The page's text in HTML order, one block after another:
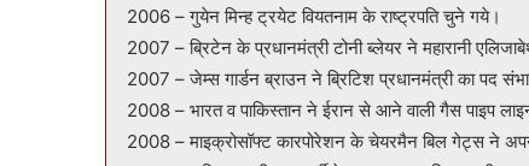
2006 – गुयेन मिन्ह ट्रयेट वियतनाम के राष्ट्रपति चुने गये।
2007 – ब्रिटेन के प्रधानमंत्री टोनी ब्लेयर ने महारानी
2007 – जेम्स गार्डन ब्राउन ने ब्रिटिश प्रधानमंत्री का पद
2008 – भारत व पाकिस्तान ने ईरान से आने वाली गैस पाइप
2008 – माइक्रोसॉफ्ट कारपोरेशन के चेयरमैन बिल गेट्स ने